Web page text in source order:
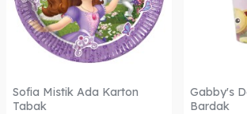
Sofia Mistik Ada Karton
Tabak
Gabby's
Bardak